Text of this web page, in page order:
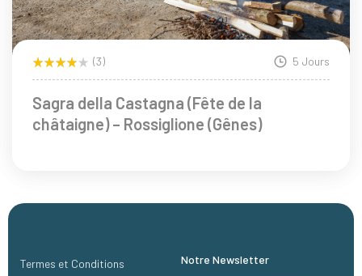
(3) 5 Jours
Sagra della Castagna (Fête de la
châtaigne) – Rossiglione (Gênes)
Termes et Conditions
Notre Newsletter